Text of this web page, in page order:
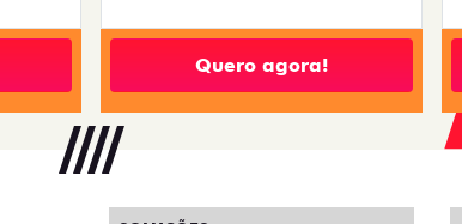
Quero agora!